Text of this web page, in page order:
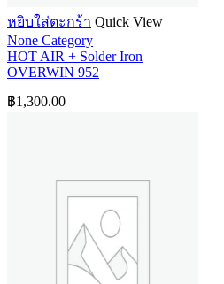
หยิบใส่ตะกร้า Quick View
None Category
HOT AIR + Solder Iron
OVERWIN 952
฿1,300.00